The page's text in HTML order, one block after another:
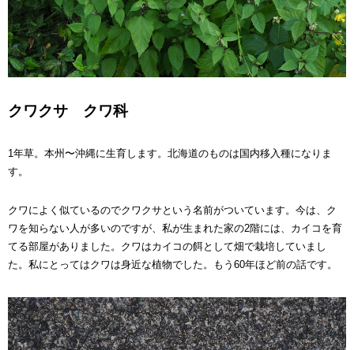
クワクサ クワ科
1年草。本州〜沖縄に生育します。北海道のものは国内移入種になりま
す。
クワによく似ているのでクワクサという名前がついています。今は、ク
ワを知らない人が多いのですが、私が生まれた家の2階には、カイコを育
てる部屋がありました。クワはカイコの餌として畑で栽培していまし
た。私にとってはクワは身近な植物でした。もう60年ほど前の話です。